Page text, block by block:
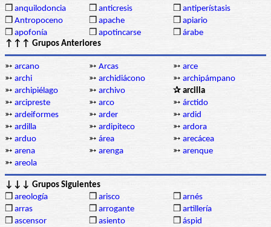
❒ anquilodoncia ❒ anticresis ❒ antiperístasis
❒ Antropoceno ❒ apache ❒ apiario
❒ apofonía ❒ apotincarse ❒ árabe
↑↑↑ Grupos Anteriores
➳ arcano ➳ Arcas ➳ arce
➳ archi ➳ archidiácono ➳ archipámpano
➳ archipiélago ➳ archivo
✰ arcilla
➳ arcipreste ➳ arco ➳ árctido
➳ ardeiformes ➳ arder ➳ ardid
➳ ardilla ➳ ardipiteco ➳ ardora
➳ arduo ➳ área ➳ arecácea
➳ arena ➳ arenga ➳ arenque
➳ areola
↓↓↓ Grupos Siguientes
❒ areología ❒ arisco ❒ arnés
❒ arras ❒ arrogante ❒ artillería
❒ ascensor ❒ asiento ❒ áspid